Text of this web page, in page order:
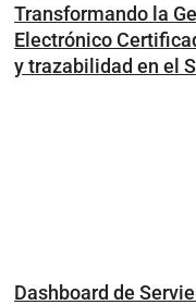
Transformando la
Electrónico
y trazabilidad en el
Dashboard de